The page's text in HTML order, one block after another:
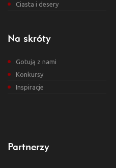
Ciasta i desery
Na skróty
Gotują z nami
Konkursy
Inspiracje
Partnerzy